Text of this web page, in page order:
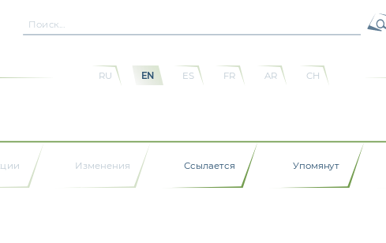
RU EN ES FR AR
CH
Изменения Ссылается Упомянут